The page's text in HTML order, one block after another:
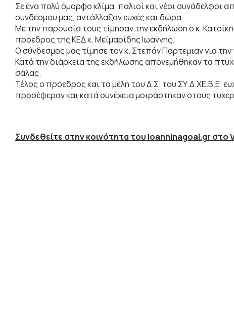
Σε ένα πολύ όμορφο κλίμα, παλιοί και νέοι συνάδελφοι
συνδέσμου μας, αντάλλαξαν ευχές και δώρα.
Με την παρουσία τους τίμησαν την εκδήλωση ο κ.
πρόεδρος της ΚΕΔ κ. Μεϊμαρίδης Ιωάννης.
Ο σύνδεσμος μας τίμησε τον κ. Στεπάν Παρτεμιαν για
Κατά την διάρκεια της εκδήλωσης απονεμήθηκαν τα
σάλας.
Τέλος ο πρόεδρος και τα μέλη του Δ.Σ. του ΣΥ.Δ.ΧΕ.Β.Ε.
προσέφεραν και κατά συνέχεια μοιράστηκαν στους
Συνδεθείτε στην κοινότητα του Ioanninagoal.gr στο